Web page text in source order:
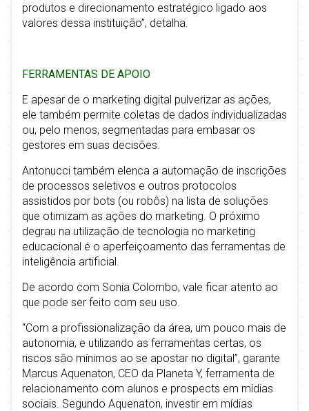
produtos e direcionamento estratégico ligado aos
valores dessa instituição”, detalha.
FERRAMENTAS DE APOIO
E apesar de o marketing digital pulverizar as ações,
ele também permite coletas de dados individualizadas
ou, pelo menos, segmentadas para embasar os
gestores em suas decisões.
Antonucci também elenca a automação de inscrições
de processos seletivos e outros protocolos
assistidos por bots (ou robôs) na lista de soluções
que otimizam as ações do marketing. O próximo
degrau na utilização de tecnologia no marketing
educacional é o aperfeiçoamento das ferramentas de
inteligência artificial.
De acordo com Sonia Colombo, vale ficar atento ao
que pode ser feito com seu uso.
“Com a profissionalização da área, um pouco mais de
autonomia, e utilizando as ferramentas certas, os
riscos são mínimos ao se apostar no digital”, garante
Marcus Aquenaton, CEO da Planeta Y, ferramenta de
relacionamento com alunos e prospects em mídias
sociais. Segundo Aquenaton, investir em mídias